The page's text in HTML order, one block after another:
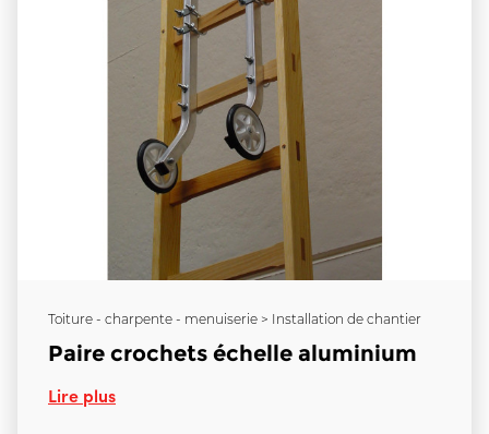
Toiture - charpente - menuiserie > Installation de chantier
Paire crochets échelle aluminium
Lire plus